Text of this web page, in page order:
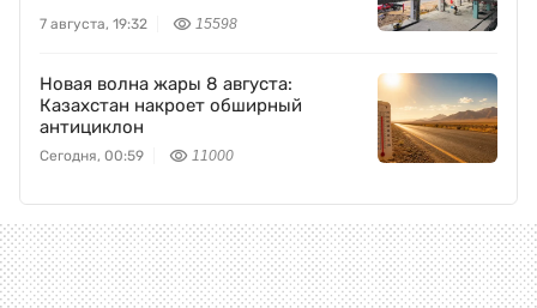
7 августа, 19:32 15598
Новая волна жары 8 августа:
Казахстан накроет обширный
антициклон
Сегодня, 00:59 11000